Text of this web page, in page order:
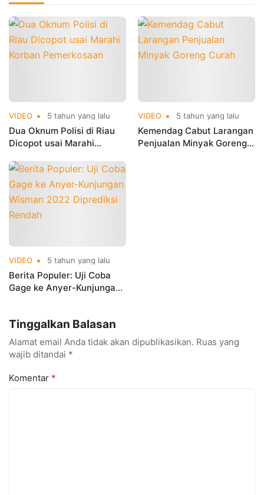
VIDEO 5 tahun yang lalu
Dua Oknum Polisi di Riau
Dicopot usai Marahi
VIDEO 5 tahun yang lalu
Kemendag Cabut Larangan
Penjualan Minyak Goreng
VIDEO 5 tahun yang lalu
Berita Populer: Uji Coba
Gage ke Anyer-Kunjungan
Tinggalkan Balasan
Alamat email Anda tidak akan dipublikasikan. Ruas yang
wajib ditandai *
Komentar *